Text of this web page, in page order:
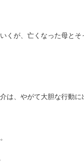
くが、亡くなった母とそ
、やがて大胆な行動に